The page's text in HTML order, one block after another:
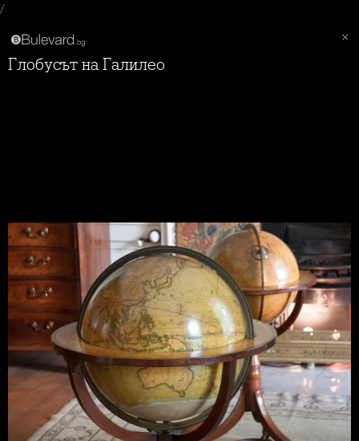
/
Глобусът на Галилео